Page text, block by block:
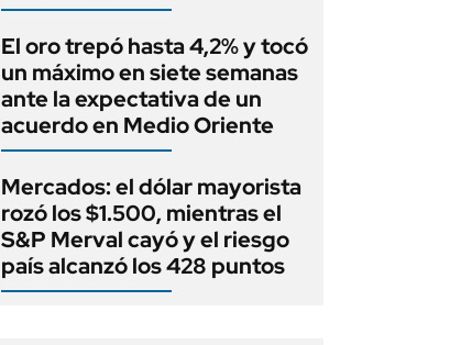
El oro trepó hasta 4,2% y tocó
un máximo en siete semanas
ante la expectativa de un
acuerdo en Medio Oriente
Mercados: el dólar mayorista
rozó los $1.500, mientras el
S&P Merval cayó y el riesgo
país alcanzó los 428 puntos